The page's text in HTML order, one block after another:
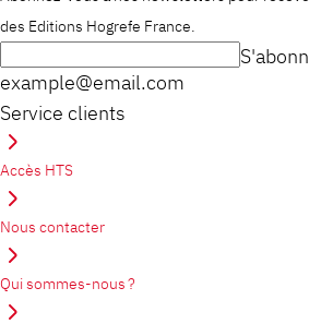
des Editions Hogrefe France.
example@email.com
Service clients
Accès HTS
Nous contacter
Qui sommes-nous ?